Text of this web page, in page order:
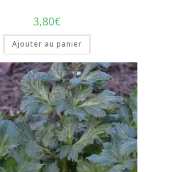
3,80€
Ajouter au panier